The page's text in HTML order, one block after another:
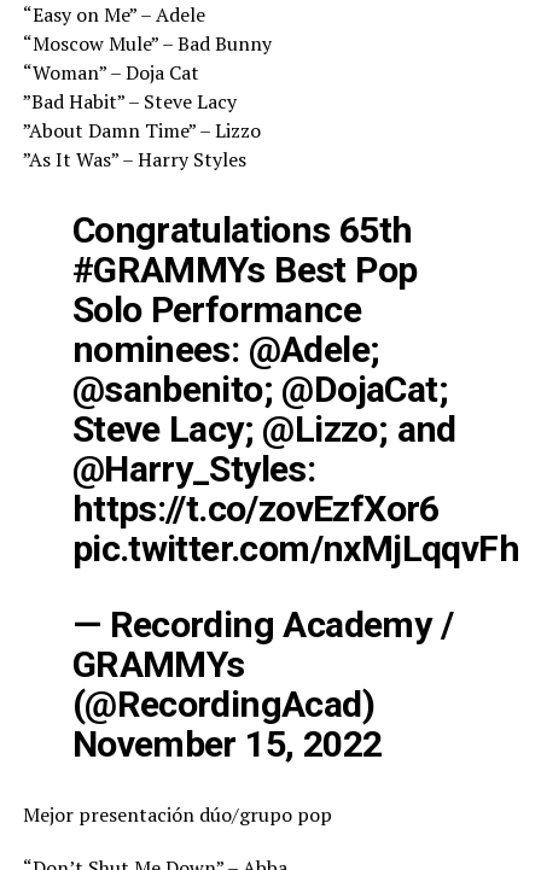
“Easy on Me” – Adele
“Moscow Mule” – Bad Bunny
“Woman” – Doja Cat
”Bad Habit” – Steve Lacy
”About Damn Time” – Lizzo
”As It Was” – Harry Styles
Congratulations 65th
#GRAMMYs Best Pop
Solo Performance
nominees: @Adele;
@sanbenito; @DojaCat;
Steve Lacy; @Lizzo; and
@Harry_Styles:
https://t.co/zovEzfXor6
pic.twitter.com/nxMjLqqvFh
— Recording Academy /
GRAMMYs
(@RecordingAcad)
November 15, 2022
Mejor presentación dúo/grupo pop